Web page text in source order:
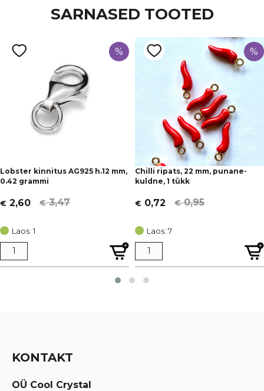
SARNASED TOOTED
%
Lobster kinnitus AG925 h.12 mm,
0.42 grammi
€3,47
Algne
oli:
€ 3,47.
€ 2,60
Current
is:
€ 2,60.
Laos: 1
%
Chilli ripats, 22 mm, punane-
kuldne, 1 tükk
€0,95
Algne
oli:
€ 0,95.
€ 0,72
Current
is:
€ 0,72.
Laos: 7
KONTAKT
OÜ Cool Crystal